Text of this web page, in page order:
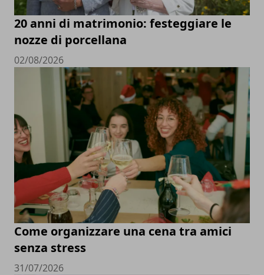
20 anni di matrimonio: festeggiare le
nozze di porcellana
02/08/2026
Come organizzare una cena tra amici
senza stress
31/07/2026